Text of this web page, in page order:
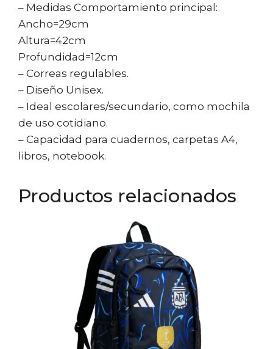
– Medidas Comportamiento principal:
Ancho=29cm
Altura=42cm
Profundidad=12cm
– Correas regulables.
– Diseño Unisex.
– Ideal escolares/secundario, como mochila
de uso cotidiano.
– Capacidad para cuadernos, carpetas A4,
libros, notebook.
Productos relacionados